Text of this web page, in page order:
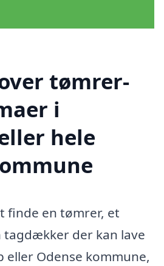
tømrer-
i
hele
finde en tømrer, et
der kan lave
eller Odense kommune,